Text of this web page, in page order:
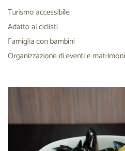
Turismo accessibile
Adatto ai ciclisti
Famiglia con bambini
Organizzazione di eventi e matrimoni